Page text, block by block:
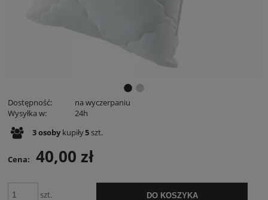
Dostępność:
na wyczerpaniu
Wysyłka w:
24h
3osoby kupiły5szt.
Cena: 40,00 zł
szt. DO KOSZYKA